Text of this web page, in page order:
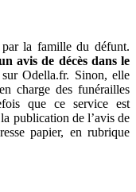
la famille du défunt.
avis de décès dans le
Odella.fr. Sinon, elle
en charge des funérailles
que ce service est
publication de l’avis de
papier, en rubrique